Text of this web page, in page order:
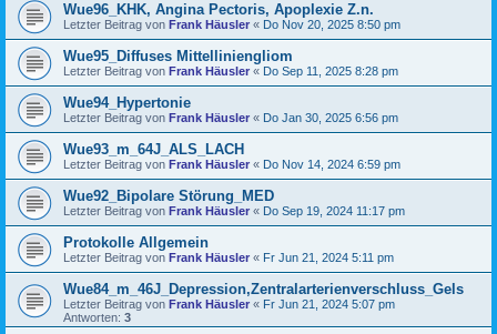
Wue96_KHK, Angina Pectoris, Apoplexie Z.n.
Letzter Beitrag von Frank Häusler « Do Nov 20, 2025 8:50 pm
Wue95_Diffuses Mittelliniengliom
Letzter Beitrag von Frank Häusler « Do Sep 11, 2025 8:28 pm
Wue94_Hypertonie
Letzter Beitrag von Frank Häusler « Do Jan 30, 2025 6:56 pm
Wue93_m_64J_ALS_LACH
Letzter Beitrag von Frank Häusler « Do Nov 14, 2024 6:59 pm
Wue92_Bipolare Störung_MED
Letzter Beitrag von Frank Häusler « Do Sep 19, 2024 11:17 pm
Protokolle Allgemein
Letzter Beitrag von Frank Häusler « Fr Jun 21, 2024 5:11 pm
Wue84_m_46J_Depression,Zentralarterienverschluss_Gels
Letzter Beitrag von Frank Häusler « Fr Jun 21, 2024 5:07 pm
Antworten: 3